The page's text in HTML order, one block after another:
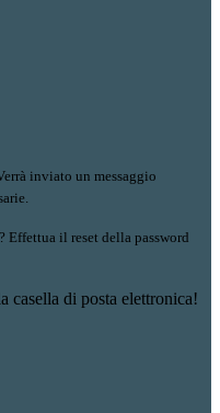
inviato un messaggio
Effettua il reset della password
casella di posta elettronica!